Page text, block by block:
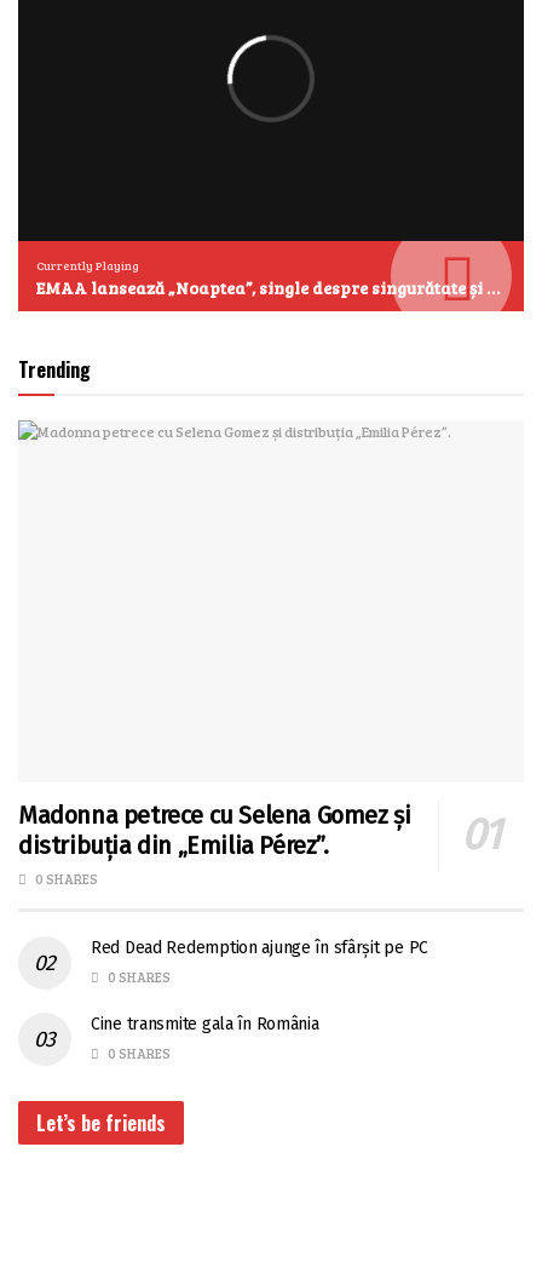
Currently Playing
EMAA lansează „Noaptea”, single despre singurătate și emoțiile care se aud cel mai clar după miezul nopții
Trending
Madonna petrece cu Selena Gomez și
distribuția din „Emilia Pérez”.
0 SHARES
Red Dead Redemption ajunge în sfârșit pe PC
0 SHARES
Cine transmite gala în România
0 SHARES
Let’s be friends